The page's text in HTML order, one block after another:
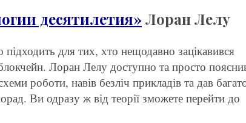
десятилетия»Лоран Лелу
підходить для тих, хто нещодавно зацікавився
Лоран Лелу доступно та просто
роботи, навів безліч прикладів та дав
Ви одразу ж від теорії зможете перейти до